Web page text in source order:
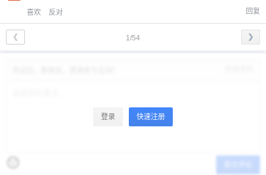
喜欢 反对 回复
1/54
❮ ❯
登录 快速注册